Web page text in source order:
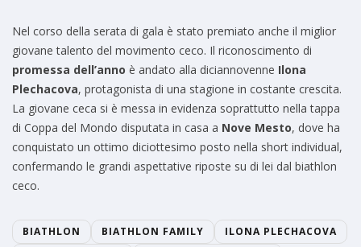
Nel corso della serata di gala è stato premiato anche il miglior
giovane talento del movimento ceco. Il riconoscimento di
promessa dell’anno è andato alla diciannovenne Ilona
Plechacova, protagonista di una stagione in costante crescita.
La giovane ceca si è messa in evidenza soprattutto nella tappa
di Coppa del Mondo disputata in casa a Nove Mesto, dove ha
conquistato un ottimo diciottesimo posto nella short individual,
confermando le grandi aspettative riposte su di lei dal biathlon
ceco.
BIATHLON BIATHLON FAMILY
ILONA PLECHACOVA